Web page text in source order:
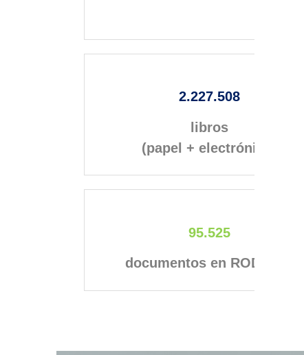
2.227.508
libros
(papel + electrónico)
95.525
documentos en RODERIC